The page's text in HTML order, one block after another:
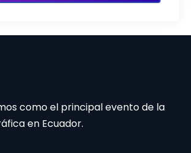
como el principal evento de la
en Ecuador.